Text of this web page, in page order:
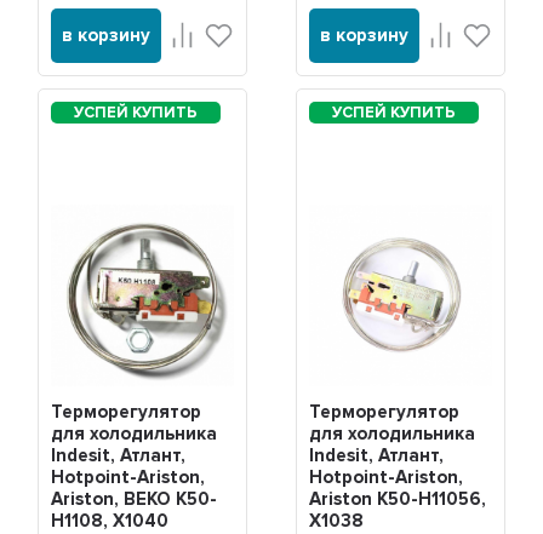
в корзину в корзину
Терморегулятор
для холодильника
Indesit, Атлант,
Hotpoint-Ariston,
Ariston, BEKO K50-
H1108, Х1040
Терморегулятор
для холодильника
Indesit, Атлант,
Hotpoint-Ariston,
Ariston K50-H11056,
Х1038